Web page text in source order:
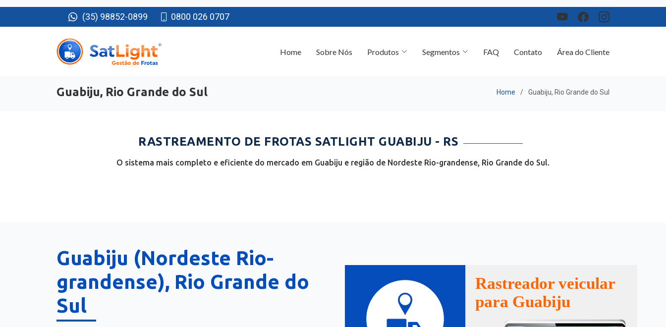
(35) 98852-0899 0800 026 0707
Guabiju, Rio Grande do Sul Home Guabiju, Rio Grande do Sul
RASTREAMENTO DE FROTAS SATLIGHT GUABIJU - RS
O sistema mais completo e eficiente do mercado em Guabiju e região de Nordeste Rio-grandense, Rio Grande do Sul.
Guabiju (Nordeste Rio-
grandense), Rio Grande do
Sul
Rastreador veicular
para Guabiju